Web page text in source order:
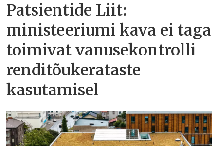
Patsientide Liit:
ministeeriumi kava ei taga
toimivat vanusekontrolli
renditõukerataste
kasutamisel